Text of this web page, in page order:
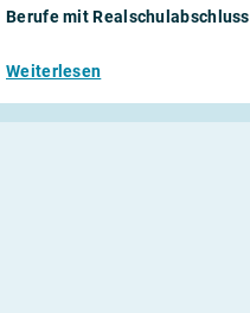
Berufe mit Realschulabschluss
Weiterlesen